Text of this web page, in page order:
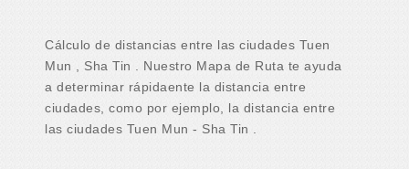
Cálculo de distancias entre las ciudades Tuen
Mun , Sha Tin . Nuestro Mapa de Ruta te ayuda
a determinar rápidaente la distancia entre
ciudades, como por ejemplo, la distancia entre
las ciudades Tuen Mun - Sha Tin .